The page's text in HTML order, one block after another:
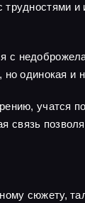
с
одинокая и
учатся
сюжету,